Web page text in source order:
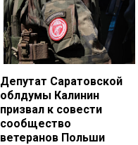
Депутат Саратовской
облдумы Калинин
призвал к совести
сообщество
ветеранов Польши